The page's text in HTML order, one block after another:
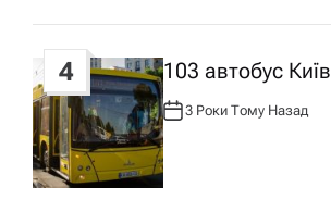
4 103 автобус Київ
А
В
Т
О
Р
:
3 Роки Тому Назад